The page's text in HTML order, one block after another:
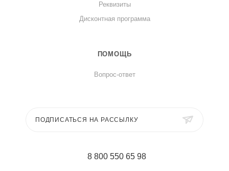
Реквизиты
Дисконтная программа
ПОМОЩЬ
Вопрос-ответ
ПОДПИСАТЬСЯ НА РАССЫЛКУ
8 800 550 65 98